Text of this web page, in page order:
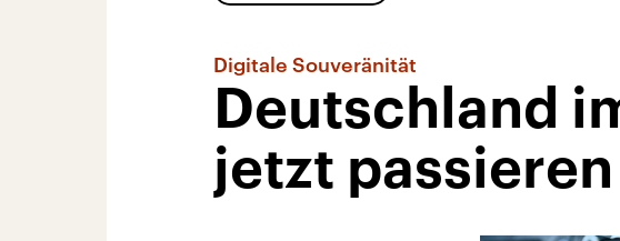
Digitale Souveränität
Deutschland
jetzt